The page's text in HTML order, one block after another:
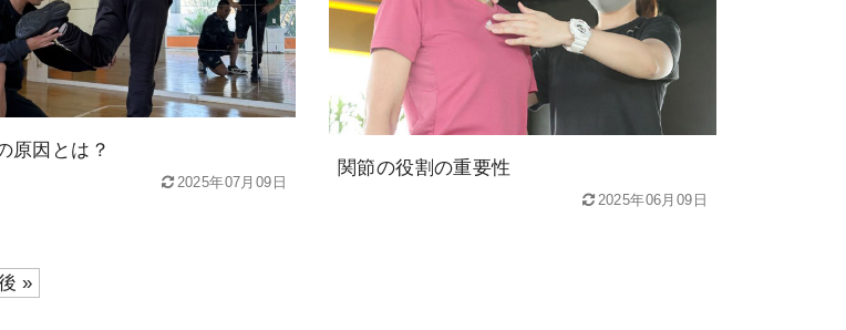
原因とは？
2025年07月09日
関節の役割の重要性
2025年06月09日
»